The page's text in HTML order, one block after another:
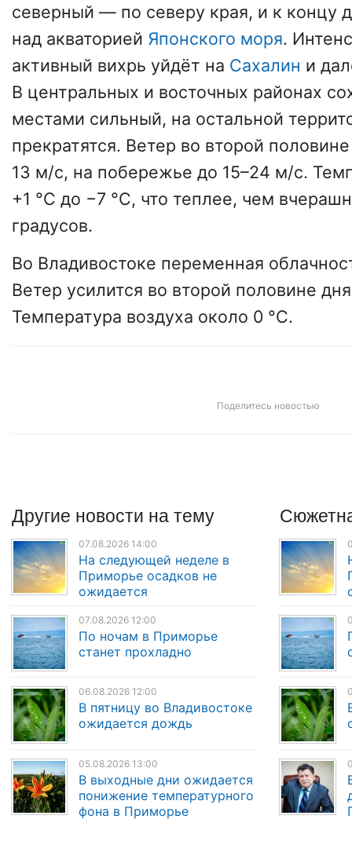
северный — по северу края, и к концу
над акваторией Японского моря.
активный вихрь уйдёт на Сахалин и
В центральных и восточных районах
местами сильный, на остальной
прекратятся. Ветер во второй
13 м/с, на побережье до 15–24 м/с.
+1 °С до −7 °С, что теплее, чем
градусов.
Во Владивостоке переменная
Ветер усилится во второй половине
Температура воздуха около 0 °С.
Поделитесь новостью
Другие новости на тему
07.08.2026 14:00
На следующей неделе в
Приморье осадков не
ожидается
07.08.2026 12:00
По ночам в Приморье
станет прохладно
06.08.2026 12:00
В пятницу во Владивостоке
ожидается дождь
05.08.2026 13:00
В выходные дни ожидается
понижение температурного
фона в Приморье